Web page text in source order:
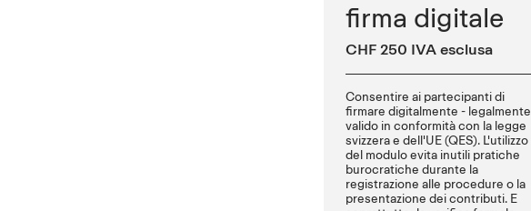
firma digitale
CHF 250 IVA esclusa
Consentire ai partecipanti di
firmare digitalmente - legalmente
valido in conformità con la legge
svizzera e dell'UE (QES). L'utilizzo
del modulo evita inutili pratiche
burocratiche durante la
registrazione alle procedure o la
presentazione dei contributi. E